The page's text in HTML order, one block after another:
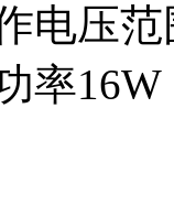
电压
率